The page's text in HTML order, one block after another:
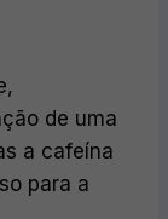
de uma
a cafeína
para a